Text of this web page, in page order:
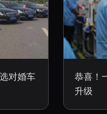
对婚车
恭喜！
升级